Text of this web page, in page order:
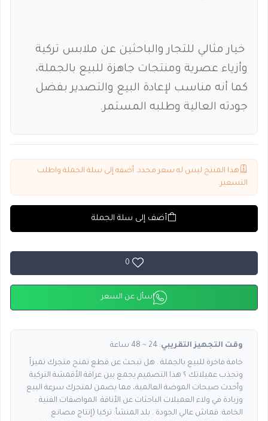
خيار مثالي للتجار والباحثين عن ملابس تركية
وأزياء عصرية ومنتجات جاهزة للبيع بالجملة،
كما أنه مناسب لإعادة البيع والتصدير بفضل
جودته العالية وطلبه المستمر.
هذا المنتج ليس له سعر محدد. أضفه إلى سلة الجملة واطلب
التسعير.
0
اسأل عن السعر
وقت التجهيز التقريبي: 24 ~ 48 ساعة
خامة فاخرة للبيع بالجملة . هل تبحث عن قطع تمنح متجرك تميزاً
وتجذب عميلاتك ؟ هذا التصميم يجمع بين عراقة الأقمشة التركية
وأحدث صيحات الموضة العالمية، مما يضمن لمتجرك سرعة البيع
وزيادة في ولاء العميلات الباحثات عن الأناقة. المواصفات الفنية :
الخامة: قماش عالي الجودة . بلد المنشأ: تركيا (إنتاج مصانع